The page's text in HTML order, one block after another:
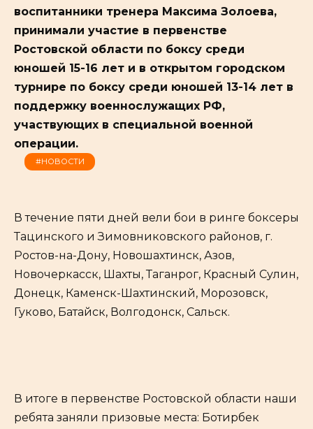
воспитанники тренера Максима Золоева,
принимали участие в первенстве
Ростовской области по боксу среди
юношей 15-16 лет и в открытом городском
турнире по боксу среди юношей 13-14 лет в
поддержку военнослужащих РФ,
участвующих в специальной военной
операции.
#НОВОСТИ
В течение пяти дней вели бои в ринге боксеры
Тацинского и Зимовниковского районов, г.
Ростов-на-Дону, Новошахтинск, Азов,
Новочеркасск, Шахты, Таганрог, Красный Сулин,
Донецк, Каменск-Шахтинский, Морозовск,
Гуково, Батайск, Волгодонск, Сальск.
В итоге в первенстве Ростовской области наши
ребята заняли призовые места: Ботирбек